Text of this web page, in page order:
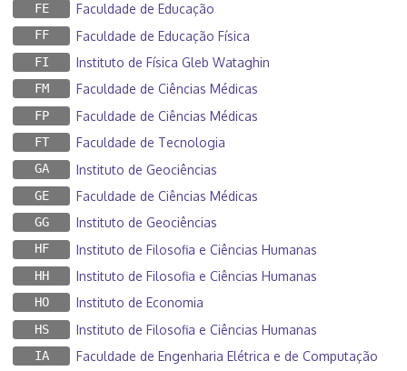
FE Faculdade de Educação
FF Faculdade de Educação Física
FI Instituto de Física Gleb Wataghin
FM Faculdade de Ciências Médicas
FP Faculdade de Ciências Médicas
FT Faculdade de Tecnologia
GA Instituto de Geociências
GE Faculdade de Ciências Médicas
GG Instituto de Geociências
HF Instituto de Filosofia e Ciências Humanas
HH Instituto de Filosofia e Ciências Humanas
HO Instituto de Economia
HS Instituto de Filosofia e Ciências Humanas
IA Faculdade de Engenharia Elétrica e de Computação